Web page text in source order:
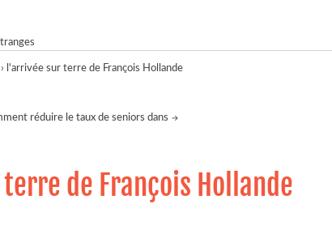
› l'arrivée sur terre de François Hollande
réduire le taux de seniors dans
de François Hollande